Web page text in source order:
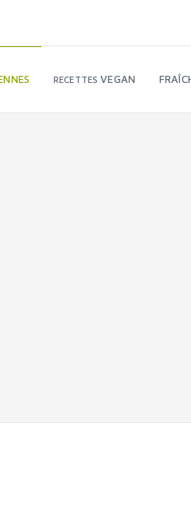
RECETTESVEGAN